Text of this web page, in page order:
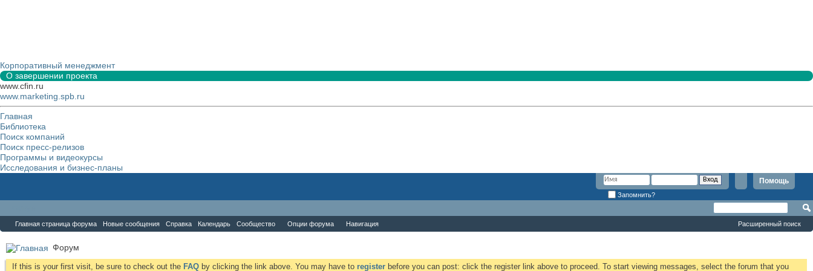
Корпоративный менеджмент
О завершении проекта
www.cfin.ru
www.marketing.spb.ru
Главная
Библиотека
Поиск компаний
Поиск пресс-релизов
Программы и видеокурсы
Исследования и бизнес-планы
Помощь
Запомнить?
Главная страница форума Новые сообщения Справка Календарь Сообщество Опции форума Навигация Расширенный поиск
Форум
If this is your first visit, be sure to check out the FAQ by clicking the link above. You may have to register before you can post: click the register link above to proceed. To start viewing messages, select the forum that you